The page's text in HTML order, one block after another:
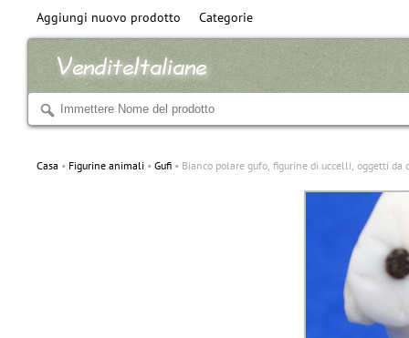
Aggiungi nuovo prodotto Categorie
Casa Figurine animali Gufi Bianco polare gufo, figurine di uccelli, oggetti